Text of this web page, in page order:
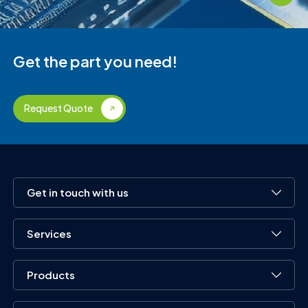
Get the part you need!
Request Quote
Get in touch with us
Services
Products